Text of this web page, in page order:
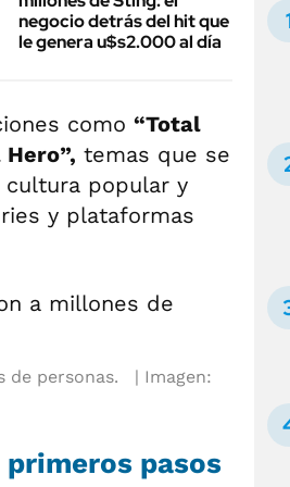
negocio detrás del hit que
le genera u$s2.000 al día
como “Total
temas que se
popular y
y plataformas
de personas. Imagen:
pasos